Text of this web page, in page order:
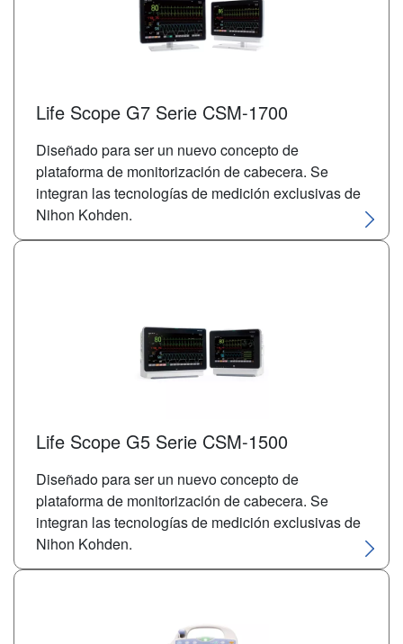
Life Scope G7 Serie CSM-1700
Diseñado para ser un nuevo concepto de
plataforma de monitorización de cabecera. Se
integran las tecnologías de medición exclusivas de
Nihon Kohden.
Life Scope G5 Serie CSM-1500
Diseñado para ser un nuevo concepto de
plataforma de monitorización de cabecera. Se
integran las tecnologías de medición exclusivas de
Nihon Kohden.